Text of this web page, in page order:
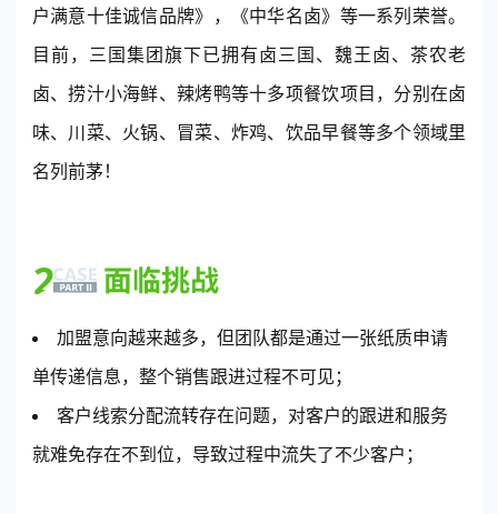
户满意十佳诚信品牌》，《中华名卤》等一系列荣誉。
目前，三国集团旗下已拥有卤三国、魏王卤、茶农老
卤、捞汁小海鲜、辣烤鸭等十多项餐饮项目，分别在卤
味、川菜、火锅、冒菜、炸鸡、饮品早餐等多个领域里
名列前茅！
加盟意向越来越多，但团队都是通过一张纸质申请
单传递信息，整个销售跟进过程不可见；
客户线索分配流转存在问题，对客户的跟进和服务
就难免存在不到位，导致过程中流失了不少客户；